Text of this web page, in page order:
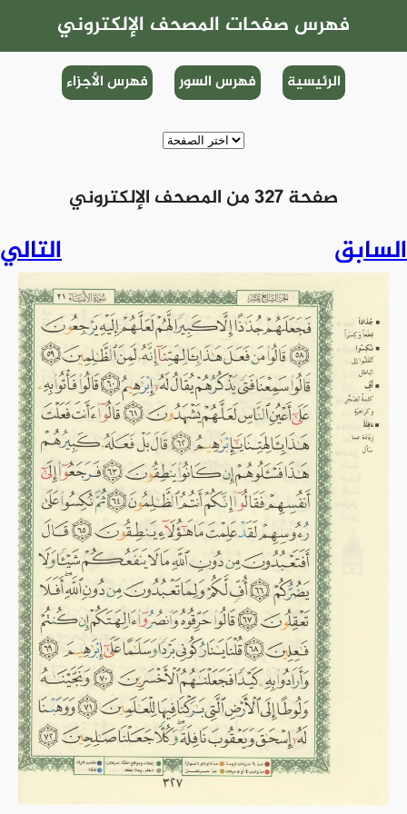
فهرس صفحات المصحف الإلكتروني
فهرس الأجزاء فهرس السور الرئيسية
صفحة 327 من المصحف الإلكتروني
التالي السابق